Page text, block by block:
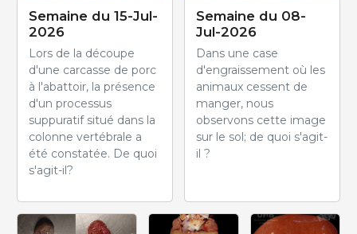
Semaine du 15-Jul-
2026
Lors de la découpe
d'une carcasse de porc
à l'abattoir, la présence
d'un processus
suppuratif situé dans la
colonne vertébrale a
été constatée. De quoi
s'agit-il?
Semaine du 08-
Jul-2026
Dans une case
d'engraissement où les
animaux cessent de
manger, nous
observons cette image
sur le sol; de quoi s'agit-
il ?